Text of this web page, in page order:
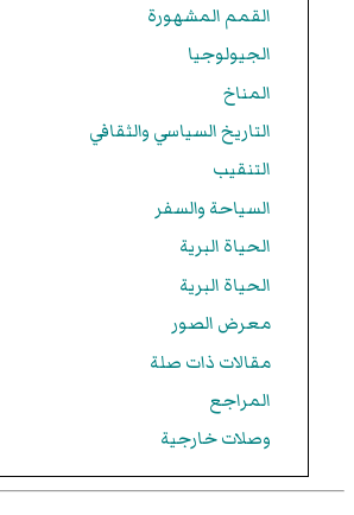
القمم المشهورة
الجيولوجيا
المناخ
التاريخ السياسي والثقافي
التنقيب
السياحة والسفر
الحياة البرية
الحياة البرية
معرض الصور
مقالات ذات صلة
المراجع
وصلات خارجية